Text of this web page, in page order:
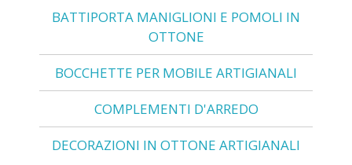
BATTIPORTA MANIGLIONI E POMOLI IN
OTTONE
BOCCHETTE PER MOBILE ARTIGIANALI
COMPLEMENTI D'ARREDO
DECORAZIONI IN OTTONE ARTIGIANALI